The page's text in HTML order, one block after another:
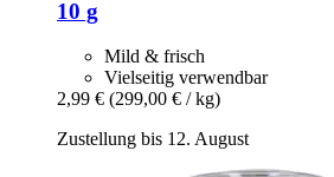
10 g
Mild & frisch
Vielseitig verwendbar
2,99 € (299,00 € / kg)
Zustellung bis 12. August